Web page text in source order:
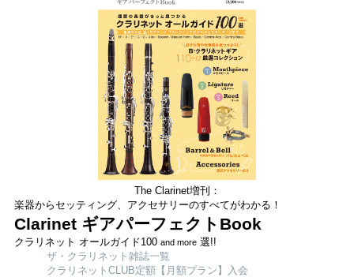
The Clarinet増刊：
楽器からセッティング、アクセサリーのすべてがわかる！
Clarinet ギアパーフェクトBook
クラリネット オールガイド100 and more選!!
ザ・クラリネット雑誌一覧
クラリネットCLUB定額【月額プラン】入会